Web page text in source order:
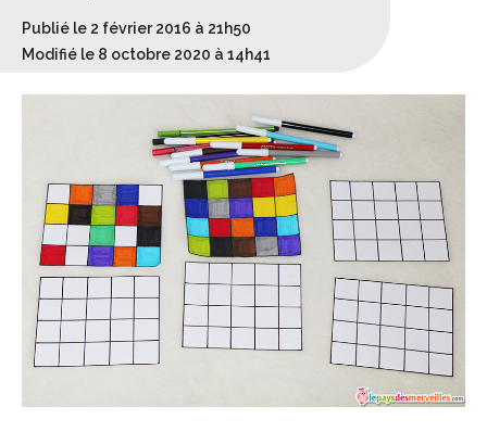
Publié le 2 février 2016 à 21h50
Modifié le 8 octobre 2020 à 14h41